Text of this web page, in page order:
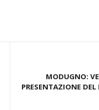
MODUGNO:
PRESENTAZIONE